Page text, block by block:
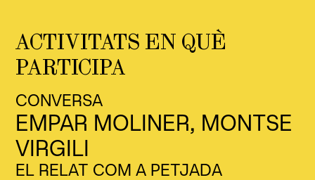
ACTIVITATS EN QUÈ
PARTICIPA
CONVERSA
EMPAR MOLINER, MONTSE
VIRGILI
EL RELAT COM A PETJADA